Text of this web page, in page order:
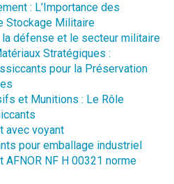
: L’Importance des
Stockage Militaire
la défense et le secteur militaire
Stratégiques :
pour la Préservation
et Munitions : Le Rôle
avec voyant
pour emballage industriel
AFNOR NF H 00321 norme